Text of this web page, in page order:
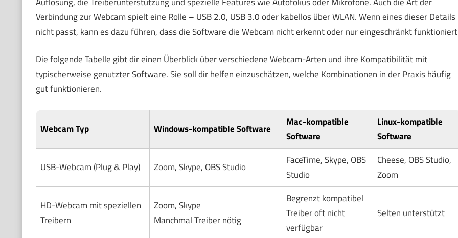
Verbindung zur Webcam spielt eine Rolle – USB 2.0, USB 3.0 oder kabellos über WLAN. Wenn eines dieser Details
nicht passt, kann es dazu führen, dass die Software die Webcam nicht erkennt oder nur eingeschränkt
Die folgende Tabelle gibt dir einen Überblick über verschiedene Webcam-Arten und ihre Kompatibilität mit
typischerweise genutzter Software. Sie soll dir helfen einzuschätzen, welche Kombinationen in der Praxis häufig
gut funktionieren.
Webcam Typ Windows-kompatible Software
Mac-kompatible
Software
Linux-kompatible
Software
USB-Webcam (Plug & Play) Zoom, Skype, OBS Studio
FaceTime, Skype, OBS
Studio
Cheese, OBS Studio,
Zoom
HD-Webcam mit speziellen
Treibern
Zoom, Skype
Manchmal Treiber nötig
Begrenzt kompatibel
Treiber oft nicht
verfügbar
Selten unterstützt